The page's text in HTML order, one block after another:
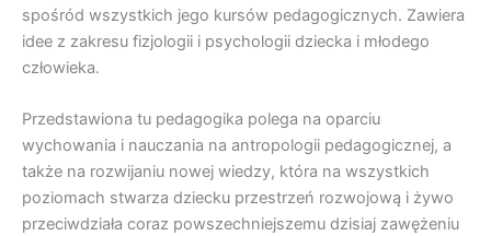
spośród wszystkich jego kursów pedagogicznych. Zawiera
idee z zakresu fizjologii i psychologii dziecka i młodego
człowieka.
Przedstawiona tu pedagogika polega na oparciu
wychowania i nauczania na antropologii pedagogicznej, a
także na rozwijaniu nowej wiedzy, która na wszystkich
poziomach stwarza dziecku przestrzeń rozwojową i żywo
przeciwdziała coraz powszechniejszemu dzisiaj zawężeniu